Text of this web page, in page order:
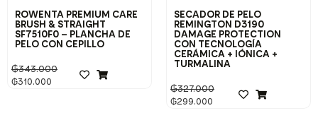
ROWENTA PREMIUM CARE
BRUSH & STRAIGHT
SF7510F0 – PLANCHA DE
PELO CON CEPILLO
₲343.000
₲310.000
SECADOR DE PELO
REMINGTON D3190
DAMAGE PROTECTION
CON TECNOLOGÍA
CERÁMICA + IÓNICA +
TURMALINA
₲327.000
₲299.000